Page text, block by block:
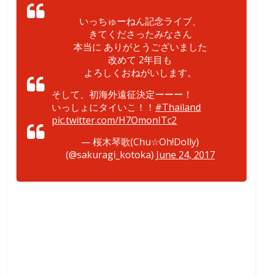
いっちゅーねん記念ライブ、
きてくださったみなさん
本当に ありがとうございました
改めて 2年目も
よろしくおねがいします。
そして、初海外遠征決定ーーー！
いっしょにタイいこ！！ #Thailand
pic.twitter.com/H7OmonITc2
— 桜木琴歌(Chu☆Oh!Dolly)
(@sakuragi_kotoka) June 24, 2017